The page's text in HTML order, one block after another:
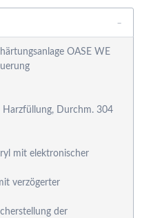
OASE WE
Harzfüllung, Durchm. 304
mit elektronischer
verzögerter
der